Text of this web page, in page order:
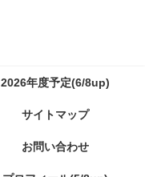
2026年度予定(6/8up)
サイトマップ
お問い合わせ